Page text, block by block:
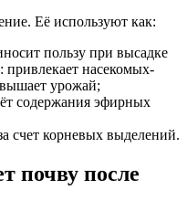
Её используют как:
пользу при высадке
привлекает насекомых-
урожай;
содержания эфирных
счет корневых выделений.
почву после